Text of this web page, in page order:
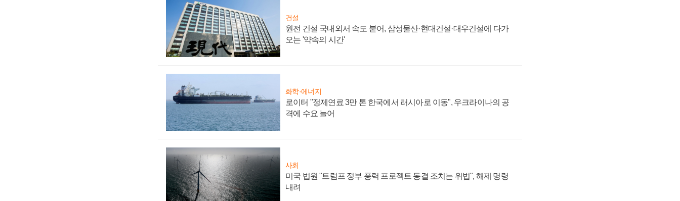
건설
원전 건설 국내외서 속도 붙어, 삼성물산·현대건설·대우건설에 다가
오는 '약속의 시간'
화학·에너지
로이터 "정제연료 3만 톤 한국에서 러시아로 이동", 우크라이나의 공
격에 수요 늘어
사회
미국 법원 "트럼프 정부 풍력 프로젝트 동결 조치는 위법", 해제 명령
내려